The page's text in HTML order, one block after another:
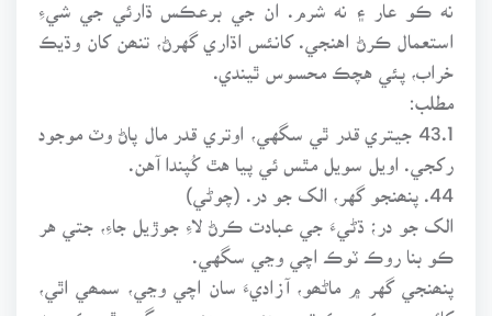
استعمال ڪرڻ اهنجي. کانئس اڌاري گهرڻ، تنھن کان وڌيڪ
خراب، پئي هچڪ محسوس ٿيندي.
مطلب:
43.1 جيتري قدر ٿي سگهي، اوتري قدر مال پاڻ وٽ موجود
رکجي. اويل سويل مٿس ئي پيا هٿ کُپندا آهن.
الک جو در؛ ڌڻيءَ جي عبادت ڪرڻ لاءِ جوڙيل جاءِ، جتي هر
ڪو بنا روڪ ٽوڪ اچي وڃي سگهي.
پنھنجي گهر ۾ ماڻھو، آزاديءَ سان اچي وڃي، سمھي اٿي،
کائي پي، ڪري ڪرتي، وهنجي سھنجي سگهي ٿو. ڪير به